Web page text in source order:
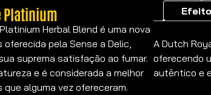
Platinium
Herbal Blend é uma nova
oferecida pela Sense a Delic,
suprema satisfação ao fumar.
e é considerada a melhor
que alguma vez ofereceram.
A Dutch
oferecendo
autêntico e